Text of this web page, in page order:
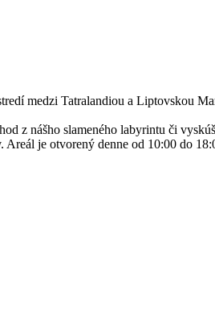
medzi Tatralandiou a Liptovskou
z nášho slameného labyrintu či
je otvorený denne od 10:00 do